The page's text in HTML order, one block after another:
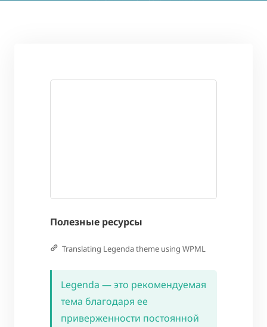
Полезные ресурсы
Translating Legenda theme using WPML
Legenda — это рекомендуемая
тема благодаря ее
приверженности постоянной